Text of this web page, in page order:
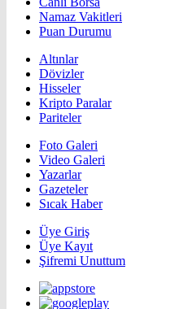
Namaz Vakitleri
Puan Durumu
Altınlar
Dövizler
Hisseler
Kripto Paralar
Pariteler
Foto Galeri
Video Galeri
Yazarlar
Gazeteler
Sıcak Haber
Üye Giriş
Üye Kayıt
Şifremi Unuttum